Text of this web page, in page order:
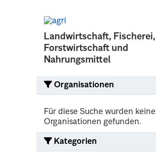
Landwirtschaft, Fischerei,
Forstwirtschaft und
Nahrungsmittel
Organisationen
Für diese Suche wurden keine
Organisationen gefunden.
Kategorien